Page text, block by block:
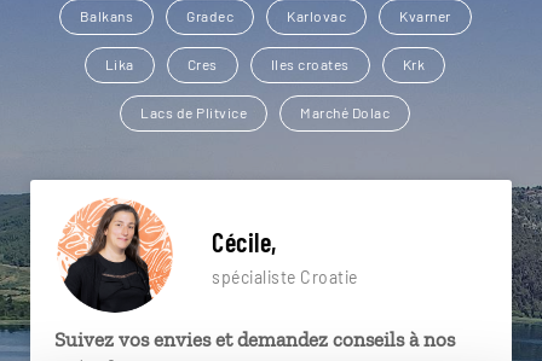
Balkans Gradec Karlovac Kvarner
Lika Cres Iles croates Krk
Lacs de Plitvice Marché Dolac
Cécile,
spécialiste Croatie
Suivez vos envies et demandez conseils à nos